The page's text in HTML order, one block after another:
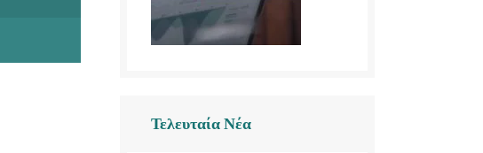
Τελευταία Νέα